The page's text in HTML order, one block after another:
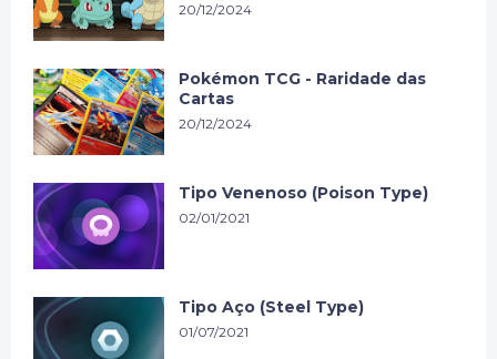
20/12/2024
Pokémon TCG - Raridade das
Cartas
20/12/2024
Tipo Venenoso (Poison Type)
02/01/2021
Tipo Aço (Steel Type)
01/07/2021